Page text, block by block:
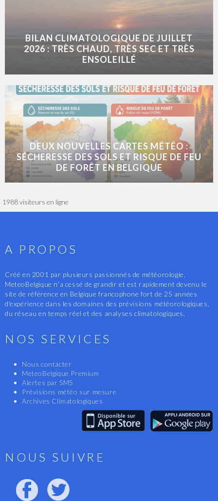
BILAN CLIMATOLOGIQUE DE JUILLET
2026 : TRÈS CHAUD, TRÈS SEC ET TRÈS
ENSOLEILLÉ
DEUX NOUVELLES CARTES MÉTÉO :
SÉCHERESSE DES SOLS ET RISQUE DE FEU
DE FORÊT EN BELGIQUE
1988 visiteurs en ligne
A PROPOS
Créé en 2001 par plusieurs passionnés de météorologie,
MeteoBelgique n'a cessé de grandir et est rapidement devenu le
site de référence en Belgique francophone fort de 25 années
d'expérience dans les domaines des prévisions météorologiques,
du réseau en temps réel et des analyses climatologiques.
NOS SERVICES
Nous contacter
MeteoBelgique Premium
Alertes par SMS
Prévisions météo sur mesure
Archives Climatologiques
NOUS SUIVRE